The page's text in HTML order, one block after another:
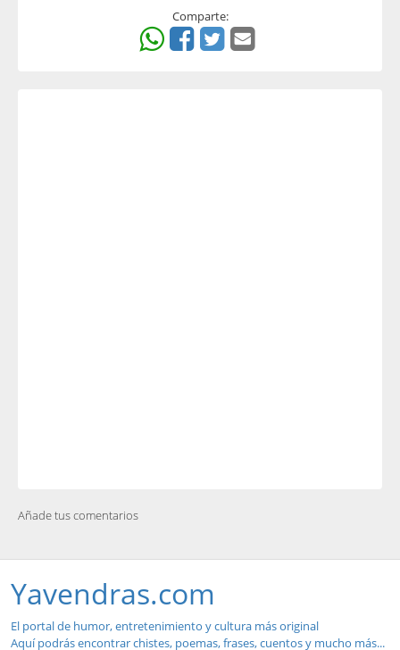
Comparte:
Añade tus comentarios
Yavendras.com
El portal de humor, entretenimiento y cultura más original
Aquí podrás encontrar chistes, poemas, frases, cuentos y mucho más...